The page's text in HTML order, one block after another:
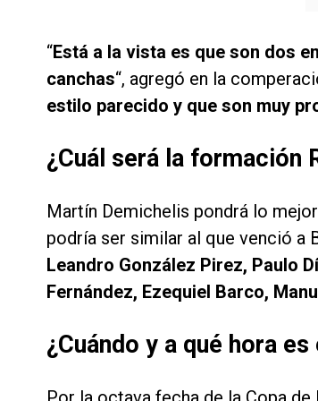
“Está a la vista es que son dos
canchas“, agregó en la
estilo parecido y que son muy
¿Cuál será la formación
Martín Demichelis pondrá lo
podría ser similar al que venció a
Leandro González Pirez, Paulo
Fernández, Ezequiel Barco,
¿Cuándo y a qué hora